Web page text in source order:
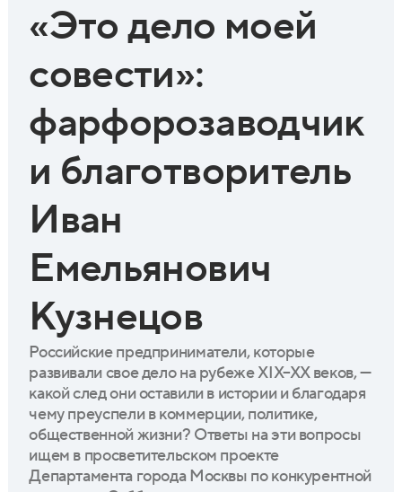
«Это дело моей
совести»:
фарфорозаводчик
и благотворитель
Иван
Емельянович
Кузнецов
Российские предприниматели, которые
развивали свое дело на рубеже XIX–XX веков, —
какой след они оставили в истории и благодаря
чему преуспели в коммерции, политике,
общественной жизни? Ответы на эти вопросы
ищем в просветительском проекте
Департамента города Москвы по конкурентной